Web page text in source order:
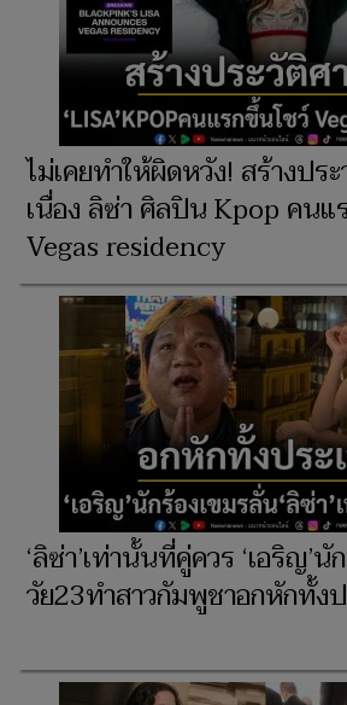
ไม่เคยทำให้ผิดหวัง! สร้างปร
เนื่อง ลิซ่า ศิลปิน Kpop คนแ
Vegas residency
‘ลิซ่า’เท่านั้นที่คู่ควร ‘เอริญ’
วัย23ทำสาวกัมพูชาอกหักทั้ง